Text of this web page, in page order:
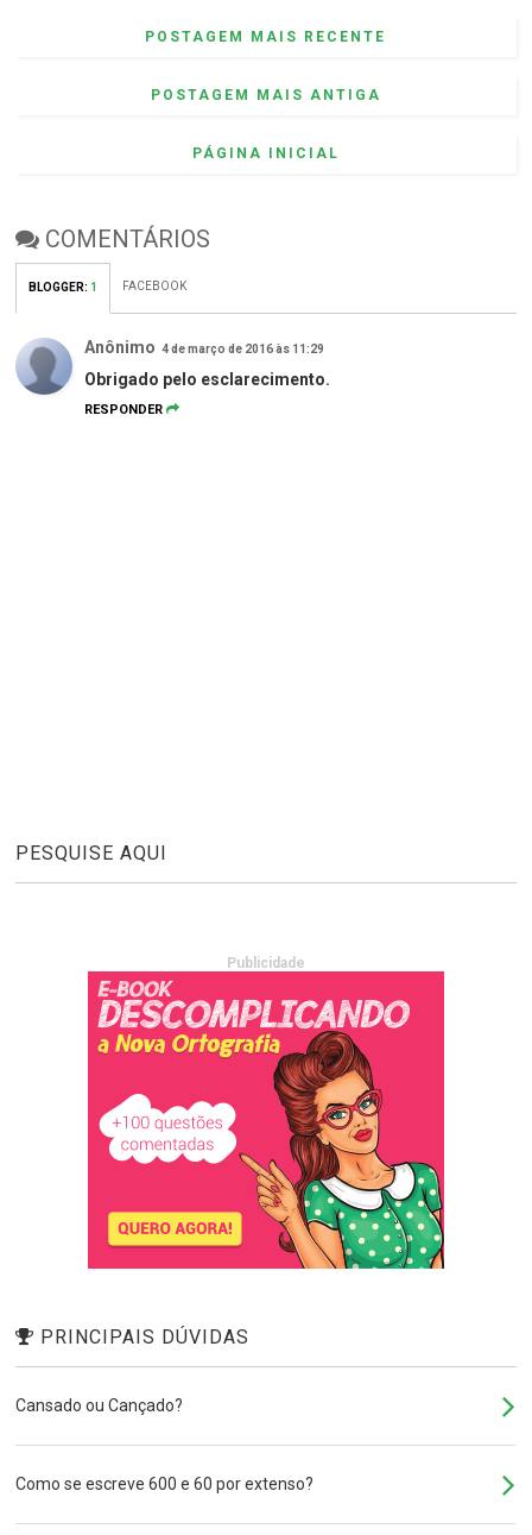
POSTAGEM MAIS RECENTE
POSTAGEM MAIS ANTIGA
PÁGINA INICIAL
COMENTÁRIOS
BLOGGER: 1 FACEBOOK
Anônimo 4 de março de 2016 às 11:29
Obrigado pelo esclarecimento.
RESPONDER
PESQUISE AQUI
Publicidade
PRINCIPAIS DÚVIDAS
Cansado ou Cançado?
Como se escreve 600 e 60 por extenso?